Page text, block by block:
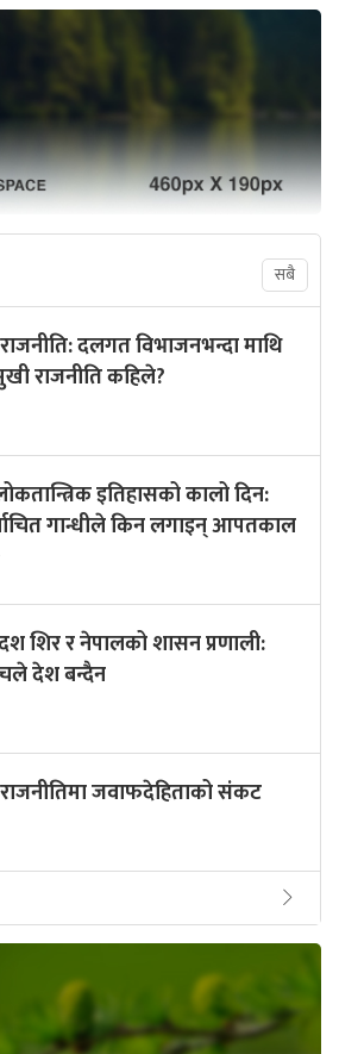
सबै
दलगत विभाजनभन्दा माथि
राजनीति कहिले?
इतिहासको कालो दिन:
गान्धीले किन लगाइन् आपतकाल
शिर र नेपालको शासन प्रणाली:
देश बन्दैन
जवाफदेहिताको संकट